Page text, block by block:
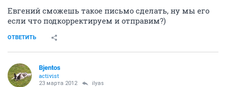
Евгений сможешь такое письмо сделать, ну мы его
если что подкорректируем и отправим?)
ОТВЕТИТЬ
Bjentos
activist
23 марта 2012 ilyas